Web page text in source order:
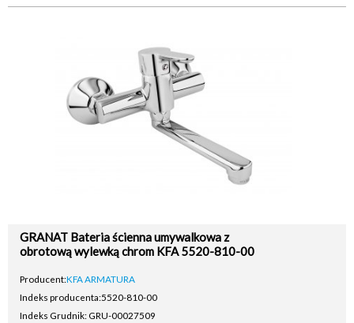
GRANAT Bateria ścienna umywalkowa z
obrotową wylewką chrom KFA 5520-810-00
Producent:KFA ARMATURA
Indeks producenta:5520-810-00
Indeks Grudnik: GRU-00027509